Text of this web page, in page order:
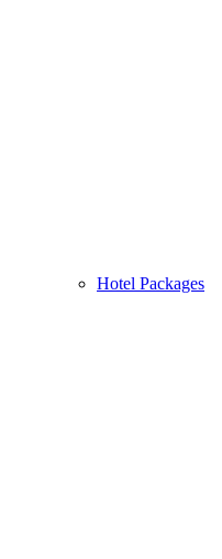
Hotel Packages